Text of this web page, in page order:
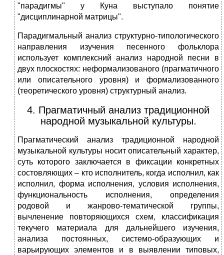
"парадигмы" у Куна выступало понятие
"дисциплинарной матрицы".
Парадигмальный анализ структурно-типологического
направления изучения песенного фольклора
использует комплексний анализ народной песни в
двух плоскостях: неформализованого (прагматичного
или описательного уровня) и формализованного
(теоретического уровня) структурный анализ.
4. Прагматичный анализ традиционной
народной музыкальной культуры.
Прагматический анализ традиционной народной
музыкальной культуры носит описательный характер,
суть которого заключается в фиксации конкретных
состовляющих – кто исполнитель, когда исполнил, как
исполнил, форма исполнения, условия исполнения,
функциональность исполнения, определения
родовой и жанрово-тематической группы,
вычленение повтоpяющихся схем, классификация
текучего матеpиала для дальнейшего изучения,
анализа постоянных, системо-обpазующих и
ваpьиpующих элементов и в выявлении типовых,